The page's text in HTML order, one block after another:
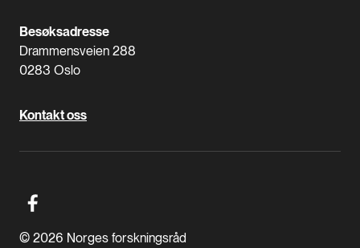
Besøksadresse
Drammensveien 288
0283 Oslo
Kontakt oss
© 2026 Norges forskningsråd